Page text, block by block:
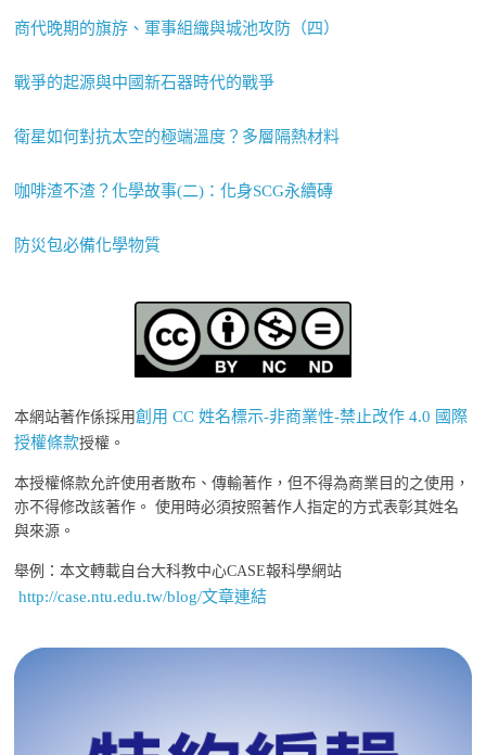
商代晚期的旗斿、軍事組織與城池攻防（四）
戰爭的起源與中國新石器時代的戰爭
衛星如何對抗太空的極端溫度？多層隔熱材料
咖啡渣不渣？化學故事(二)：化身SCG永續磚
防災包必備化學物質
本網站著作係採用創用 CC 姓名標示-非商業性-禁止改作 4.0 國際
授權條款授權。
本授權條款允許使用者散布、傳輸著作，但不得為商業目的之使用，
亦不得修改該著作。 使用時必須按照著作人指定的方式表彰其姓名
與來源。
舉例：本文轉載自台大科教中心CASE報科學網站
http://case.ntu.edu.tw/blog/文章連結